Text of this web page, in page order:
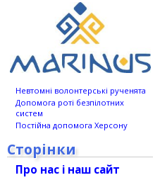
Невтомні волонтерські рученята
Допомога роті безпілотних
систем
Постійна допомога Херсону
Сторінки
Про нас і наш сайт